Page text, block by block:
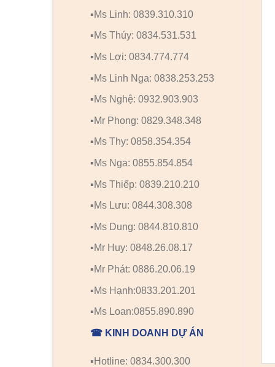
▪️Ms Linh: 0839.310.310
▪️Ms Thúy: 0834.531.531
▪️Ms Lợi: 0834.774.774
▪️Ms Linh Nga: 0838.253.253
▪️Ms Nghệ: 0932.903.903
▪️Mr Phong: 0829.348.348
▪️Ms Thy: 0858.354.354
▪️Ms Nga: 0855.854.854
▪️Ms Thiếp: 0839.210.210
▪️Ms Lưu: 0844.308.308
▪️Ms Dung: 0844.810.810
▪️Mr Huy: 0848.26.08.17
▪️Mr Phát: 0886.20.06.19
▪️Ms Hạnh:0833.201.201
▪️Ms Loan:0855.890.890
☎ KINH DOANH DỰ ÁN
▪️Hotline: 0834.300.300